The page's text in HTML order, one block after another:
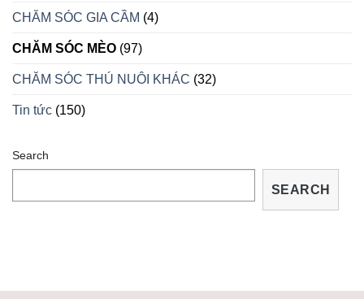
TRỊ
TẠI
CHĂM SÓC GIA CẦM (4)
CHĂM SÓC MÈO (97)
CHĂM SÓC THÚ NUÔI KHÁC (32)
Tin tức (150)
Search
SEARCH